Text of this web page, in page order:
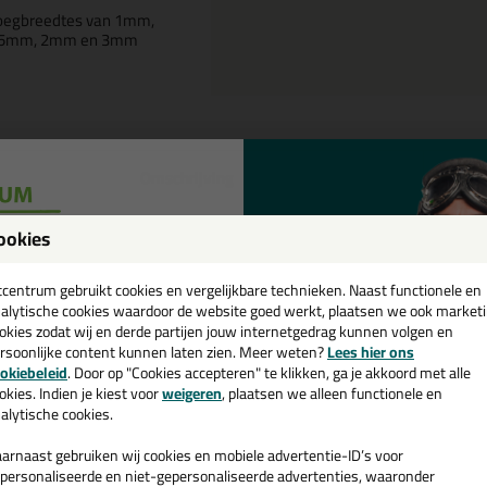
van 1mm,
2mm en 3mm
Plus Starters Kit 100 BASIC in
de Fix Plus Starters Kit 100 BASIC in 1,5 mm vandaag nog! Vandaag
je meer weten over de toepassing en kenmerken van dit product?Lees
& tricks voor Fix Plus Starters Kit 100
volgende blogs wordt dit product gebruikt:
Tegel levelingsystemen, welke zijn er en welke past het beste bij mijn
gebruikt cookies en vergelijkbare technieken. Naast functionele en
cookies waardoor de website goed werkt, plaatsen we ook
zodat wij en derde partijen jouw internetgedrag kunnen volgen en
content kunnen laten zien. Meer weten?Lees hier ons
. Door op "Cookies accepteren" te klikken, ga je akkoord met alle
Indien je kiest voorweigeren, plaatsen we alleen functionele en
cookies.
gebruiken wij cookies en mobiele advertentie-ID’s voor
en niet-gepersonaliseerde advertenties, waaronder
💚
en ontvang een
€35,-bij je eerste bestelling!